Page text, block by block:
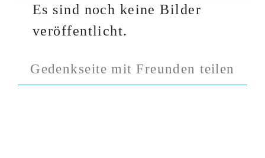
Es sind noch keine Bilder
veröffentlicht.
Gedenkseite mit Freunden teilen